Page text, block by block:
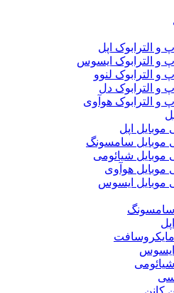
و الترابوک اپل
و الترابوک ایسوس
و الترابوک لنوو
و الترابوک دل
و الترابوک هوآوی
اپل
موبایل سامسونگ
شیائومی
هوآوی
موبایل ایسوس
سامسونگ
ایسوس
کانن